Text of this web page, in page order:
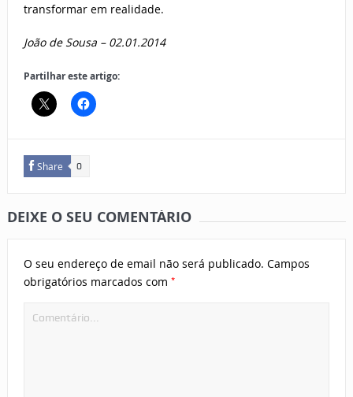
transformar em realidade.
João de Sousa – 02.01.2014
Partilhar este artigo:
Share 0
DEIXE O SEU COMENTÁRIO
O seu endereço de email não será publicado. Campos
obrigatórios marcados com *